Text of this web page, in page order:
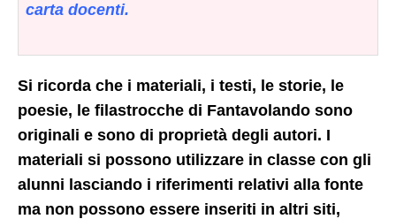
carta docenti.
Si ricorda che i materiali, i testi, le storie, le
poesie, le filastrocche di Fantavolando sono
originali e sono di proprietà degli autori. I
materiali si possono utilizzare in classe con gli
alunni lasciando i riferimenti relativi alla fonte
ma non possono essere inseriti in altri siti,